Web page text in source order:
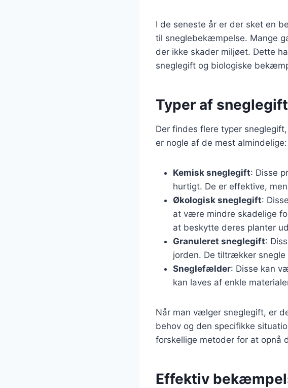
I de seneste år er der sket en
til sneglebekæmpelse. Mange
der ikke skader miljøet. Dette
sneglegift og biologiske
Typer af
Der findes flere typer
er nogle af de mest almindelige:
Kemisk sneglegift: Disse
hurtigt. De er effektive,
Økologisk sneglegift:
at være mindre skadelige
at beskytte deres planter
Granuleret sneglegift:
jorden. De tiltrækker
Sneglefælder: Disse kan
kan laves af enkle
Når man vælger sneglegift, er
behov og den specifikke
forskellige metoder for at opnå
Effektiv